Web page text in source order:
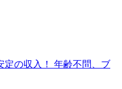
定の収入！ 年齢不問、ブ